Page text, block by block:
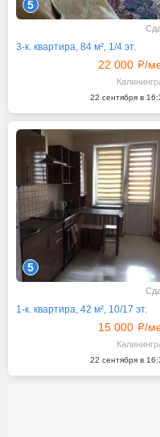
5
3-к. квартира, 84 м², 1/4 эт.
22 000 /
22 сентября в
5
1-к. квартира, 42 м², 10/17 эт.
15 000 /
22 сентября в